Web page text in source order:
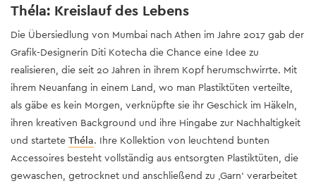
Théla: Kreislauf des Lebens
Die Übersiedlung von Mumbai nach Athen im Jahre 2017 gab der
Grafik-Designerin Diti Kotecha die Chance eine Idee zu
realisieren, die seit 20 Jahren in ihrem Kopf herumschwirrte. Mit
ihrem Neuanfang in einem Land, wo man Plastiktüten verteilte,
als gäbe es kein Morgen, verknüpfte sie ihr Geschick im Häkeln,
ihren kreativen Background und ihre Hingabe zur Nachhaltigkeit
und startete Théla. Ihre Kollektion von leuchtend bunten
Accessoires besteht vollständig aus entsorgten Plastiktüten, die
gewaschen, getrocknet und anschließend zu ‚Garn‘ verarbeitet